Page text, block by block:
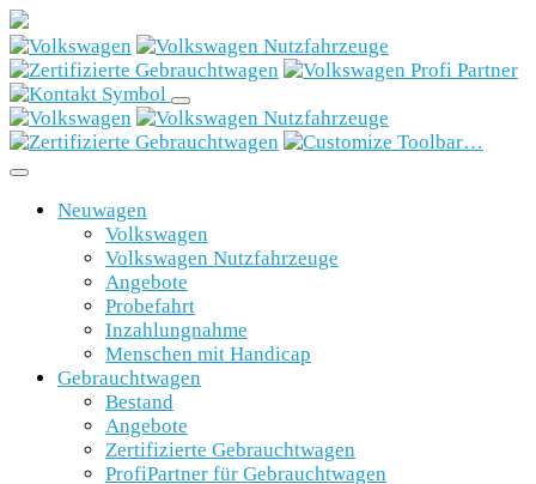
Neuwagen
Volkswagen
Volkswagen Nutzfahrzeuge
Angebote
Probefahrt
Inzahlungnahme
Menschen mit Handicap
Gebrauchtwagen
Bestand
Angebote
Zertifizierte Gebrauchtwagen
ProfiPartner für Gebrauchtwagen